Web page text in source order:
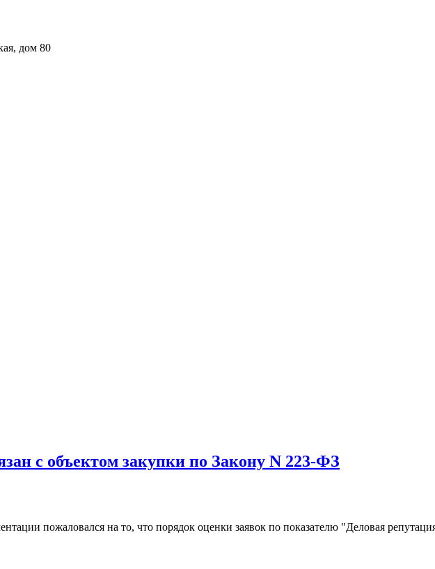
дом 80
с объектом закупки по Закону N 223-ФЗ
пожаловался на то, что порядок оценки заявок по показателю "Деловая